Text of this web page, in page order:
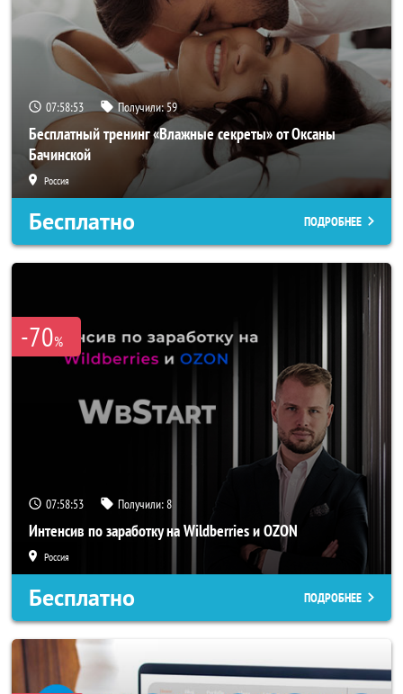
07:58:50 Получили:59
Бесплатный тренинг «Влажные секреты» от Оксаны
Бачинской
Россия
Бесплатно ПОДРОБНЕЕ
-70%
07:58:50 Получили:8
Интенсив по заработку на Wildberries и OZON
Россия
Бесплатно ПОДРОБНЕЕ